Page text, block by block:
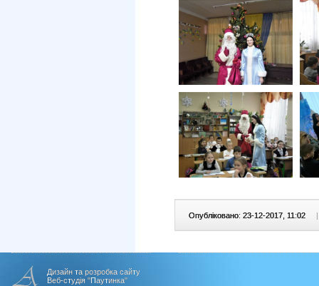
Опубліковано: 23-12-2017, 11:02 |
Дизайн та розробка сайту
Веб-студія "Паутинка"